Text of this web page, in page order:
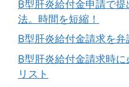
B型肝炎給付金申請で
法。時間を短縮！
B型肝炎給付金請求を
B型肝炎給付金請求時
リスト